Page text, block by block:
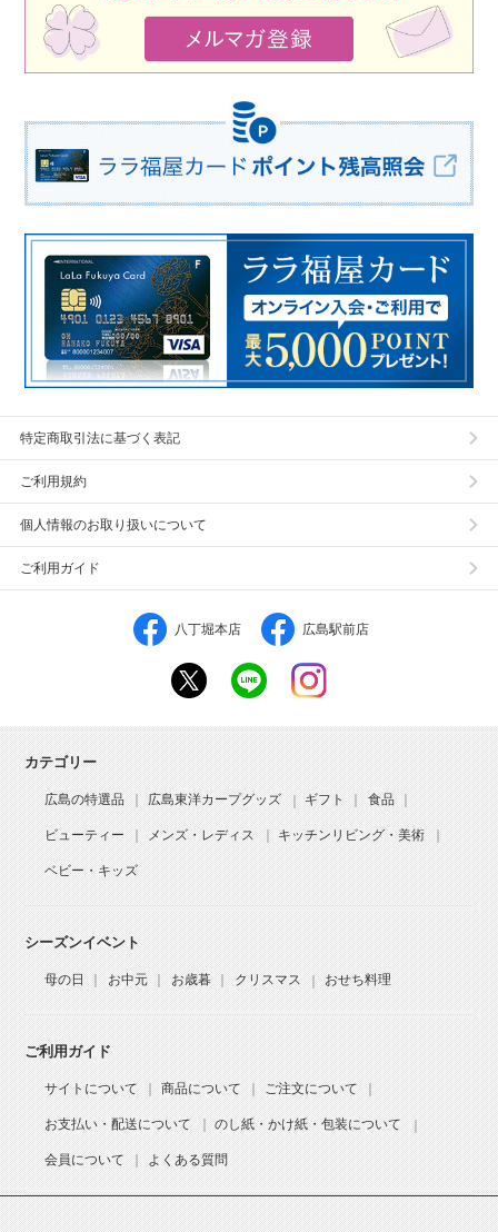
特定商取引法に基づく表記
ご利用規約
個人情報のお取り扱いについて
ご利用ガイド
八丁堀本店 広島駅前店
カテゴリー
広島の特選品 広島東洋カープグッズ ギフト 食品
ビューティー メンズ・レディス キッチンリビング・美術
ベビー・キッズ
シーズンイベント
母の日 お中元 お歳暮 クリスマス おせち料理
ご利用ガイド
サイトについて 商品について ご注文について
お支払い・配送について のし紙・かけ紙・包装について
会員について よくある質問